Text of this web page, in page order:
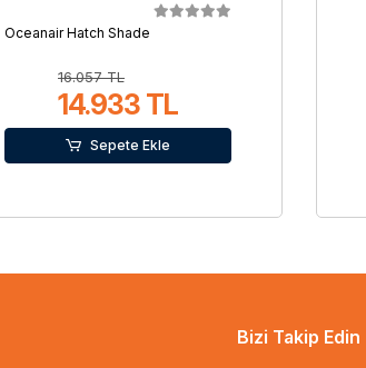
Oceanair Hatch Shade
16.057 TL
14.933 TL
Sepete Ekle
Bizi Takip Edin